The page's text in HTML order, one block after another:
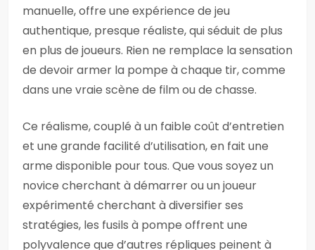
manuelle, offre une expérience de jeu
authentique, presque réaliste, qui séduit de plus
en plus de joueurs. Rien ne remplace la sensation
de devoir armer la pompe à chaque tir, comme
dans une vraie scène de film ou de chasse.
Ce réalisme, couplé à un faible coût d’entretien
et une grande facilité d’utilisation, en fait une
arme disponible pour tous. Que vous soyez un
novice cherchant à démarrer ou un joueur
expérimenté cherchant à diversifier ses
stratégies, les fusils à pompe offrent une
polyvalence que d’autres répliques peinent à